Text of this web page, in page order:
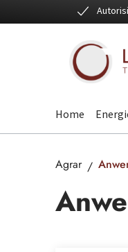
Hauptinhalt springen
Zur Suche springen
Zur Hauptnavigation
Home
Agrar